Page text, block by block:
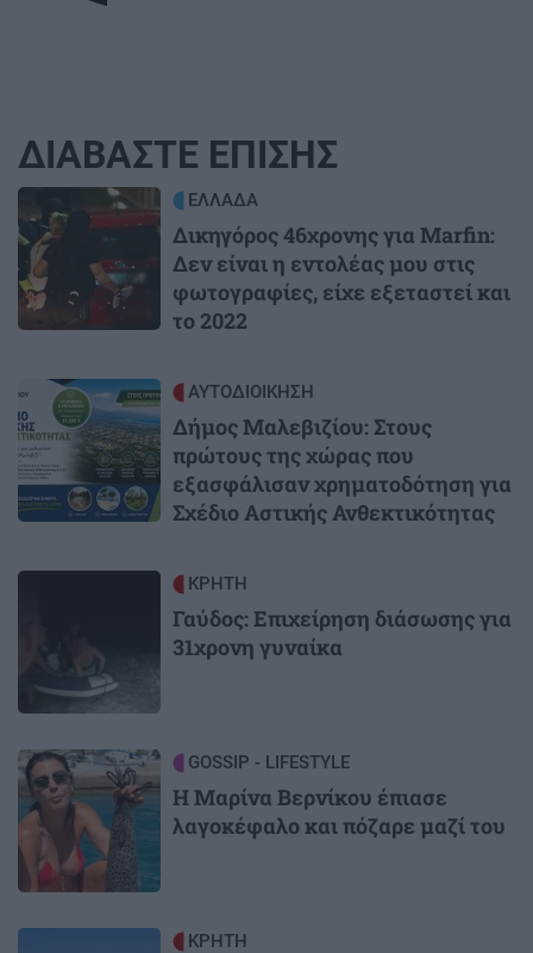
ΔΙΑΒΑΣΤΕ ΕΠΙΣΗΣ
ΕΛΛΑΔΑ
Δικηγόρος 46χρονης για Marfin:
Δεν είναι η εντολέας μου στις
φωτογραφίες, είχε εξεταστεί και
το 2022
Image ΑΥΤΟΔΙΟΙΚΗΣΗ
Δήμος Μαλεβιζίου: Στους
πρώτους της χώρας που
εξασφάλισαν χρηματοδότηση για
Σχέδιο Αστικής Ανθεκτικότητας
ΚΡΗΤΗ
Γαύδος: Επιχείρηση διάσωσης για
31χρονη γυναίκα
Image GOSSIP - LIFESTYLE
Η Μαρίνα Βερνίκου έπιασε
λαγοκέφαλο και πόζαρε μαζί του
ΚΡΗΤΗ